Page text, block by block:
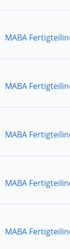
MABA
MABA
MABA
MABA
MABA